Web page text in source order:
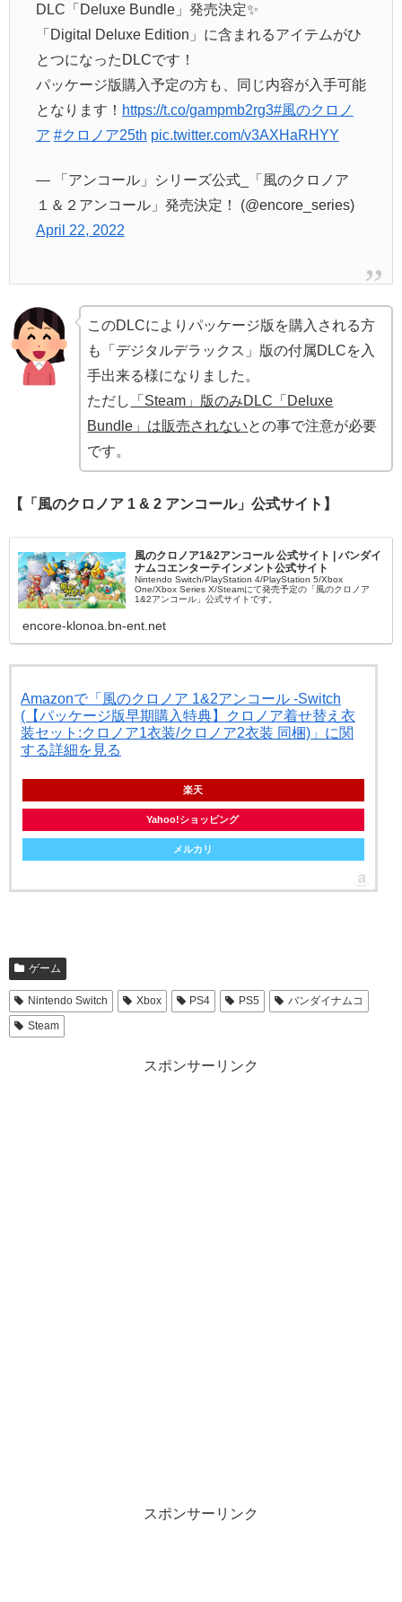
DLC「Deluxe Bundle」発売決定✨
「Digital Deluxe Edition」に含まれるアイテムがひ
とつになったDLCです！
パッケージ版購入予定の方も、同じ内容が入手可能
となります！ https://t.co/gampmb2rg3#風のクロノ
ア #クロノア25th pic.twitter.com/v3AXHaRHYY
— 「アンコール」シリーズ公式_「風のクロノア
１＆２アンコール」発売決定！ (@encore_series)
April 22, 2022
このDLCによりパッケージ版を購入される方
も「デジタルデラックス」版の付属DLCを入
手出来る様になりました。
ただし
「Steam」版のみDLC「Deluxe
Bundle」は販売されないとの事で注意が必要
です。
【「風のクロノア 1 & 2 アンコール」公式サイト】
風のクロノア1&2アンコール 公式サイト | バンダイ
ナムコエンターテインメント公式サイト
Nintendo Switch/PlayStation 4/PlayStation 5/Xbox
One/Xbox Series X/Steamにて発売予定の「風のクロノア
1&2アンコール」公式サイトです。
encore-klonoa.bn-ent.net
Amazonで「風のクロノア 1&2アンコール -Switch
(【パッケージ版早期購入特典】クロノア着せ替え衣
装セット:クロノア1衣装/クロノア2衣装 同梱)」に関
する詳細を見る
楽天
Yahoo!ショッピング
メルカリ
ゲーム
Nintendo Switch Xbox PS4 PS5
バンダイナムコ
Steam
スポンサーリンク
スポンサーリンク